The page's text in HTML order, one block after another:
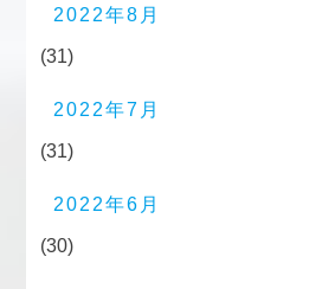
2022年8月
(31)
2022年7月
(31)
2022年6月
(30)